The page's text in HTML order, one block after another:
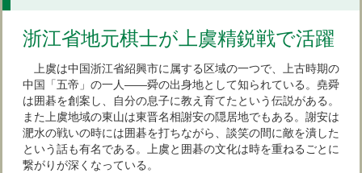
浙江省地元棋士が上虞精鋭戦で活躍
上虞は中国浙江省紹興市に属する区域の一つで、上古時期の
中国「五帝」の一人――舜の出身地として知られている。堯舜
は囲碁を創案し、自分の息子に教え育てたという伝説がある。
また上虞地域の東山は東晋名相謝安の隠居地でもある。謝安は
淝水の戦いの時には囲碁を打ちながら、談笑の間に敵を潰した
という話も有名である。上虞と囲碁の文化は時を重ねるごとに
繋がりが深くなっている。